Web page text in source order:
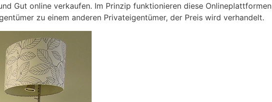
Gut online verkaufen. Im Prinzip funktionieren diese Onlineplattformen
zu einem anderen Privateigentümer, der Preis wird verhandelt.